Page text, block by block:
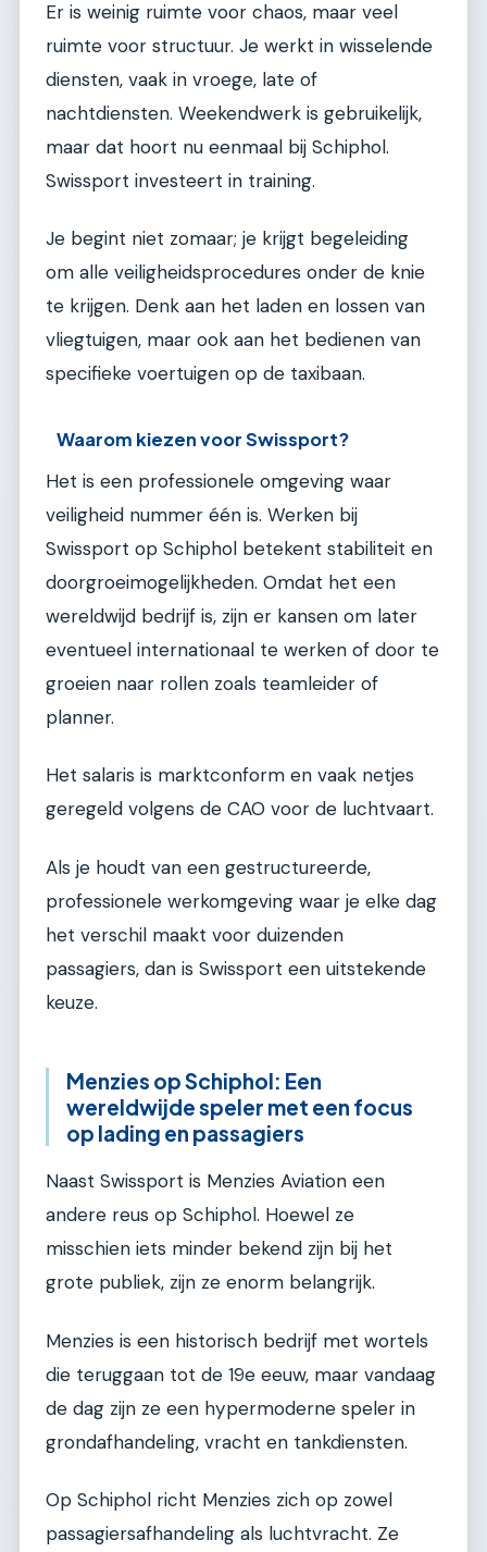
Er is weinig ruimte voor chaos, maar veel
ruimte voor structuur. Je werkt in wisselende
diensten, vaak in vroege, late of
nachtdiensten. Weekendwerk is gebruikelijk,
maar dat hoort nu eenmaal bij Schiphol.
Swissport investeert in training.
Je begint niet zomaar; je krijgt begeleiding
om alle veiligheidsprocedures onder de knie
te krijgen. Denk aan het laden en lossen van
vliegtuigen, maar ook aan het bedienen van
specifieke voertuigen op de taxibaan.
Waarom kiezen voor Swissport?
Het is een professionele omgeving waar
veiligheid nummer één is. Werken bij
Swissport op Schiphol betekent stabiliteit en
doorgroeimogelijkheden. Omdat het een
wereldwijd bedrijf is, zijn er kansen om later
eventueel internationaal te werken of door te
groeien naar rollen zoals teamleider of
planner.
Het salaris is marktconform en vaak netjes
geregeld volgens de CAO voor de luchtvaart.
Als je houdt van een gestructureerde,
professionele werkomgeving waar je elke dag
het verschil maakt voor duizenden
passagiers, dan is Swissport een uitstekende
keuze.
Menzies op Schiphol: Een
wereldwijde speler met een focus
op lading en passagiers
Naast Swissport is Menzies Aviation een
andere reus op Schiphol. Hoewel ze
misschien iets minder bekend zijn bij het
grote publiek, zijn ze enorm belangrijk.
Menzies is een historisch bedrijf met wortels
die teruggaan tot de 19e eeuw, maar vandaag
de dag zijn ze een hypermoderne speler in
grondafhandeling, vracht en tankdiensten.
Op Schiphol richt Menzies zich op zowel
passagiersafhandeling als luchtvracht. Ze